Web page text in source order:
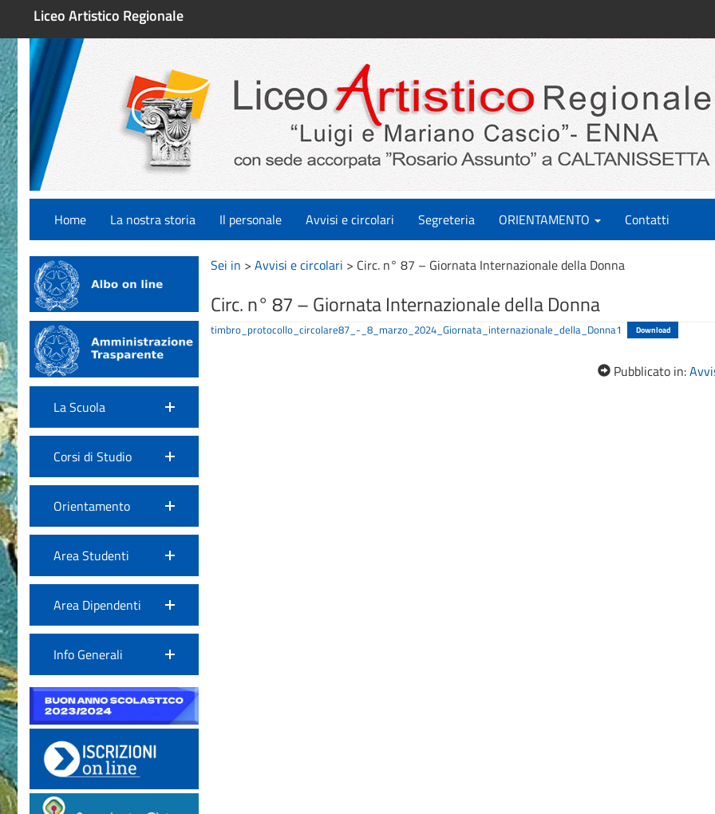
Liceo Artistico Regionale
Home La nostra storia Il personale Avvisi e circolari Segreteria ORIENTAMENTO Contatti
La Scuola
Corsi di Studio
Orientamento
Area Studenti
Area Dipendenti
Info Generali
Sei in > Avvisi e circolari > Circ. n° 87 – Giornata Internazionale della Donna
Circ. n° 87 – Giornata Internazionale della Donna
timbro_protocollo_circolare87_-_8_marzo_2024_Giornata_internazionale_della_Donna1 Download
Pubblicato in: